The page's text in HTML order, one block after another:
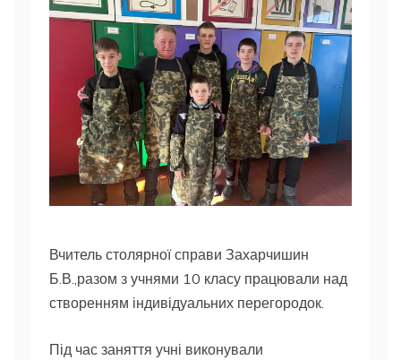
Вчитель столярної справи Захарчишин
Б.В.,разом з учнями 10 класу працювали над
створенням індивідуальних перегородок.
Під час заняття учні виконували